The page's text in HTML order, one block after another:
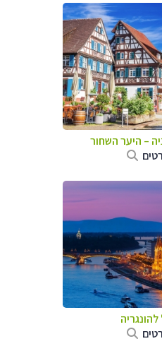
– היער השחור
להונגריה